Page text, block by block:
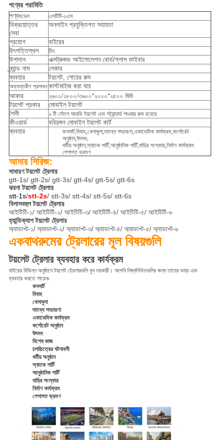
পণ্যের পরামিতি
পণ্যমডেল এসটিটি-২এস
বিক্রয়োত্তর
সেবা
অনলাইন প্রযুক্তিগত সহায়তা
প্রয়োগ
বাইরের
উৎপত্তিস্থল
চীন
উপাদান
এক্সট্রুজড আইসোলেশন বোর্ড/গ্লাস ফাইবার
ব্র্যান্ড নাম
লেকার
ব্যবহার
টয়লেট, শোয়ের রুম
অভ্যন্তরীণ প্রসাধন কাস্টমাইজ করা যায়
আকার
২৬০০/২৮০০/৩৬০০*২০০০*২৫০০ মিমি
টয়লেট প্রকার
মোবাইল টয়লেট
শৈলী
২ টি স্টেলে আরভি টয়লেট এবং স্ট্যান্ডার্ড শাওয়ার রুম রয়েছে
কীওয়ার্ড
বহিরঙ্গন মোবাইল টয়লেট কার্ট
ব্যবহার
কনসার্ট,বিবাহ,খেলাধুলা,দাতব্য পদচারণা,একাডেমিক কার্যক্রম,কর্পোরেট
অনুষ্ঠান,উৎসব,
ধর্মীয় অনুষ্ঠান,স্নাতক পার্টি,আনুষ্ঠানিক পার্টি,বাড়ির সংস্কার,নির্মাণ কার্যক্রম
পেশাগত ভ্রমণ
আমার সিরিজ:
সাধারণ টয়লেট ট্রেলার
gtt-1s/ gtt-2s/ gtt-3s/ gtt-4s/ gtt-5s/ gtt-6s
ঝরনা টয়লেট ট্রেলার
stt-1s/stt-2s/ stt-3s/ stt-4s/ stt-5s/ stt-6s
বিলাসবহুল টয়লেট ট্রেলার
আইটিটি-১/ আইটিটি-২/ আইটিটি-৩/ আইটিটি-৪/ আইটিটি-৫/ আইটিটি-৬
হ্যান্ডিক্যাপ টয়লেট ট্রেলার
অ্যাডাপ্ট-১/ অ্যাডাপ্ট-২/ অ্যাডাপ্ট-৩/ অ্যাডাপ্ট-৪/ অ্যাডাপ্ট-৫/ অ্যাডাপ্ট-৬
একবাথরুমের ট্রেলারের মূল বিষয়গুলি
টয়লেট ট্রেলার ব্যবহার করে কার্যক্রম
বাইরের বিভিন্ন অনুষ্ঠানে টয়লেট ট্রেলারগুলি খুব দরকারী। আপনি নিম্নলিখিতগুলির জন্য তাদের ভাড়া এবং
ব্যবহার করতে পারেনঃ
কনসার্ট
বিবাহ
খেলাধুলা
দাতব্য পদচারণা
একাডেমিক কার্যক্রম
কর্পোরেট অনুষ্ঠান
উৎসব
বিশেষ কাজ
চলচ্চিত্রের ঘটনাবলী
ধর্মীয় অনুষ্ঠান
স্নাতক পার্টি
আনুষ্ঠানিক পার্টি
বাড়ির সংস্কার
নির্মাণ কার্যক্রম
পেশাগত ভ্রমণ